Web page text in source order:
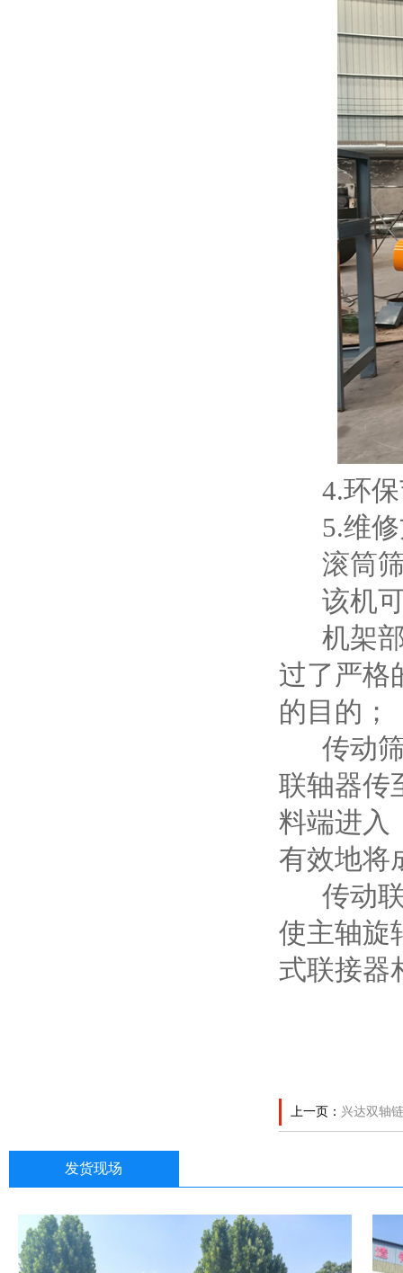
4.环保
5.维修
滚筒筛
该机可
机架部
过了严格
的目的；
传动筛
联轴器传
料端进入
有效地将
传动联
使主轴旋
式联接器
上一页： 兴达双轴
发货现场